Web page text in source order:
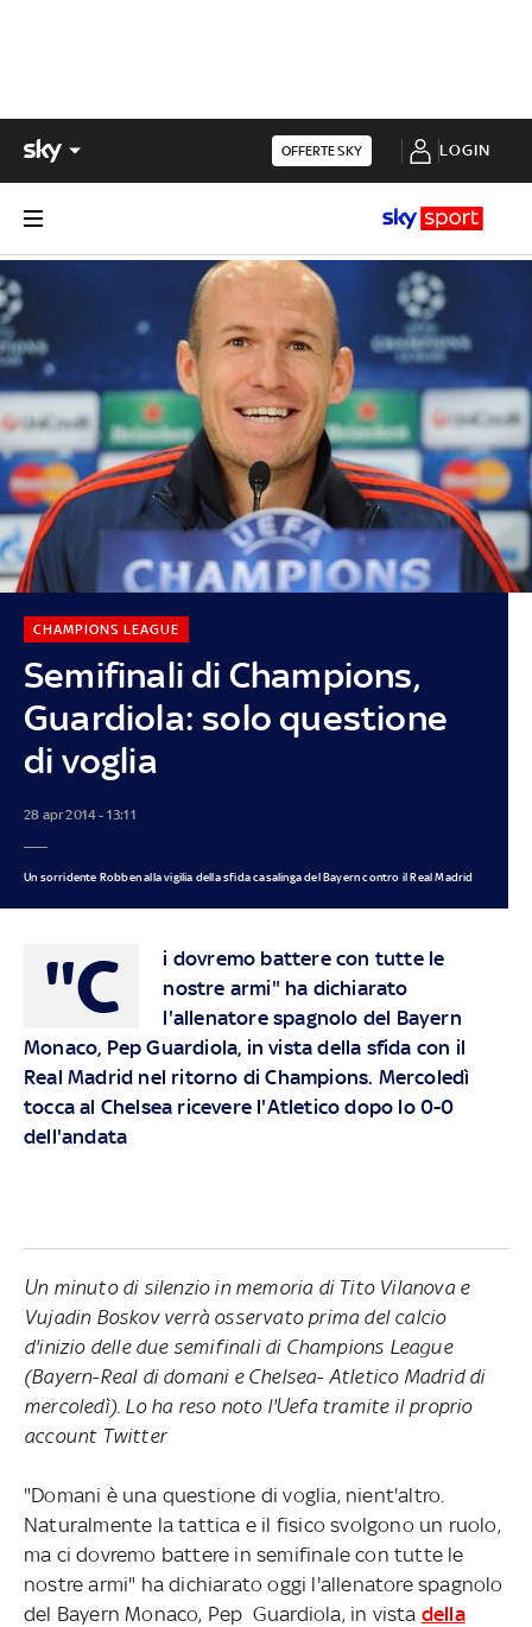
OFFERTE SKY LOGIN
Semifinali di Champions,
Guardiola: solo questione
di voglia
CHAMPIONS LEAGUE
28 apr 2014 - 13:11
Un sorridente Robben alla vigilia della sfida casalinga del Bayern contro il Real Madrid
"C
i dovremo battere con tutte le
nostre armi" ha dichiarato
l'allenatore spagnolo del Bayern
Monaco, Pep Guardiola, in vistadella sfida con il
Real Madrid nel ritorno di Champions. Mercoledì
tocca al Chelsea ricevere l'Atletico dopo lo 0-0
dell'andata
Un minuto di silenzio in memoria di Tito Vilanova e
Vujadin Boskov verrà osservato prima del calcio
d'inizio delle due semifinali di Champions League
(Bayern-Real di domani e Chelsea- Atletico Madrid di
mercoledì). Lo ha reso noto l'Uefa tramite il proprio
account Twitter
"Domani è una questione di voglia, nient'altro.
Naturalmente la tattica e il fisico svolgono un ruolo,
ma ci dovremo battere in semifinale con tutte le
nostre armi" ha dichiarato oggi l'allenatore spagnolo
del Bayern Monaco, Pep Guardiola, in vista della